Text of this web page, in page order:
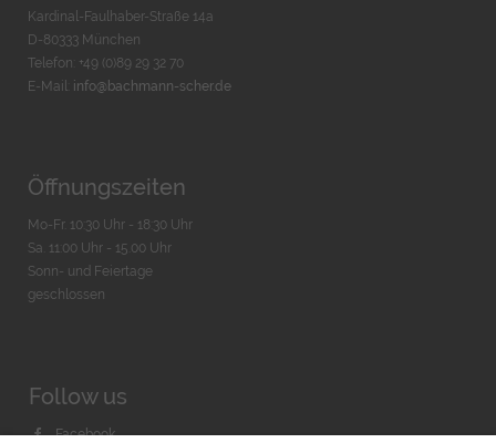
Kardinal-Faulhaber-Straße 14a
D-80333 München
Telefon: +49 (0)89 29 32 70
E-Mail: info@bachmann-scher.de
Öffnungszeiten
Mo-Fr. 10:30 Uhr - 18:30 Uhr
Sa. 11:00 Uhr - 15.00 Uhr
Sonn- und Feiertage
geschlossen
Follow us
Facebook